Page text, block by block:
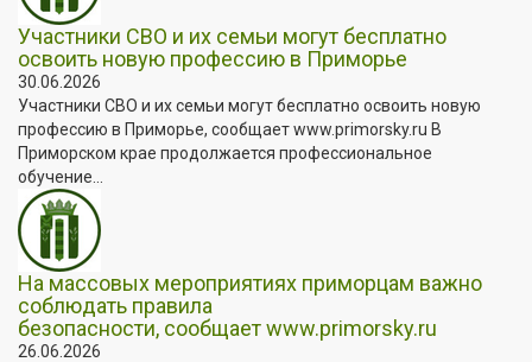
Участники СВО и их семьи могут бесплатно
освоить новую профессию в Приморье
30.06.2026
Участники СВО и их семьи могут бесплатно освоить новую
профессию в Приморье, сообщает www.primorsky.ru В
Приморском крае продолжается профессиональное
обучение...
На массовых мероприятиях приморцам важно
соблюдать правила
безопасности, сообщает www.primorsky.ru
26.06.2026